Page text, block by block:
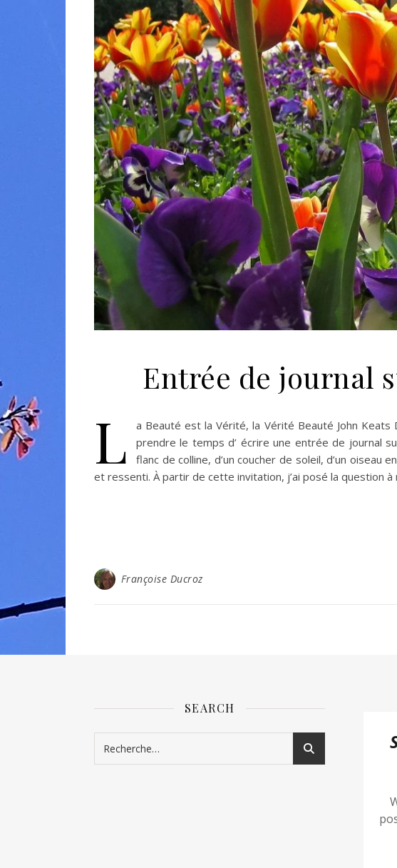
Entrée de journal
L
a Beauté est la Vérité, la Vérité Beauté John Keats
prendre le temps d’ écrire une entrée de journal
flanc de colline, d’un coucher de soleil, d’un oiseau
et ressenti. À partir de cette invitation, j’ai posé la question à
Françoise Ducroz
SEARCH